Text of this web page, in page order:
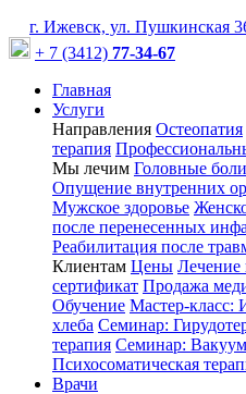
г. Ижевск, ул. Пушкинская
+ 7 (3412) 77-34-67
Главная
Услуги
Направления Остеопатия
терапия
Мы лечим Головные боли
Опущение внутренних
Мужское здоровье
после перенесенных
Реабилитация после
Клиентам Цены
сертификат Продажа
Обучение Мастер-класс:
хлеба Семинар:
терапия Семинар:
Психосоматическая
Врачи